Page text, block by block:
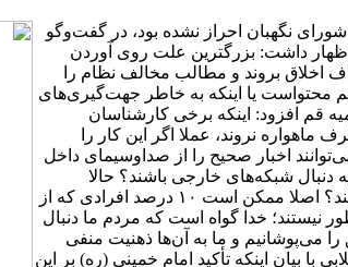
نگهبان احراز نشده بود، در گفت‌و‌گو
اظهار داشت: بزرگترین علت روی آوردن
اخلاق بروند و مطالب مخالف نظام را
کم محتواست یا اینکه به خاطر جهت‌گیری‌های
قم افزود: اینکه برخی کار‌شناسان
نروند، عملا اگر این کار را
اخبار صحیح را از صداوسیمای داخل
دنبال شبکه‌های خارجی باشند؟ حالا
می‌گویند یک عده‌ای دنبال کارهای دیگر هستند، اما واقعا آنها چند درصد هستند؟ اصلا ممکن است ۱۰ درصد افرادی که از
نیستند؛ خدا گواه است که مردم ما دنبال
می‌پوشانیم و ما به آن‌ها ذهنیت منفی
بیان اینکه تأکید امام خمینی (ره) بر این